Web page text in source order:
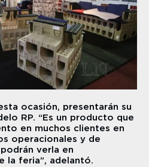
ocasión, presentarán su
RP. “Es un producto que
en muchos clientes en
operacionales y de
verla en
la feria”, adelantó.